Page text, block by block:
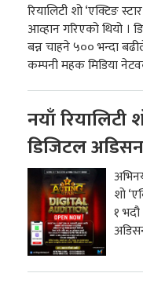
रियालिटी शो ‘एक्टिङ
आव्हान गरिएको थियो ।
बन्न चाहने ५०० भन्दा
कम्पनी महक मिडिया
नयाँ रियालिटी
डिजिटल
शो
१